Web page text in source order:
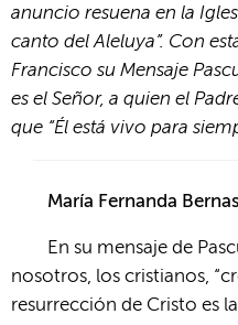
anuncio resuena en la
canto del Aleluya”. Con
Francisco su Mensaje
es el Señor, a quien el
que “Él está vivo para
María Fernanda
En su mensaje de
nosotros, los cristianos,
resurrección de Cristo es